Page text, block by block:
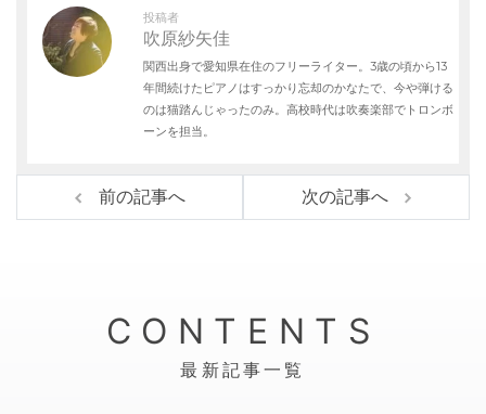
t
e
r
b
o
o
a
t
投稿者
吹原紗矢佳
関西出身で愛知県在住のフリーライター。3歳の頃から13
年間続けたピアノはすっかり忘却のかなたで、今や弾ける
のは猫踏んじゃったのみ。高校時代は吹奏楽部でトロンボ
ーンを担当。
前の記事へ 次の記事へ
CONTENTS
最新記事一覧